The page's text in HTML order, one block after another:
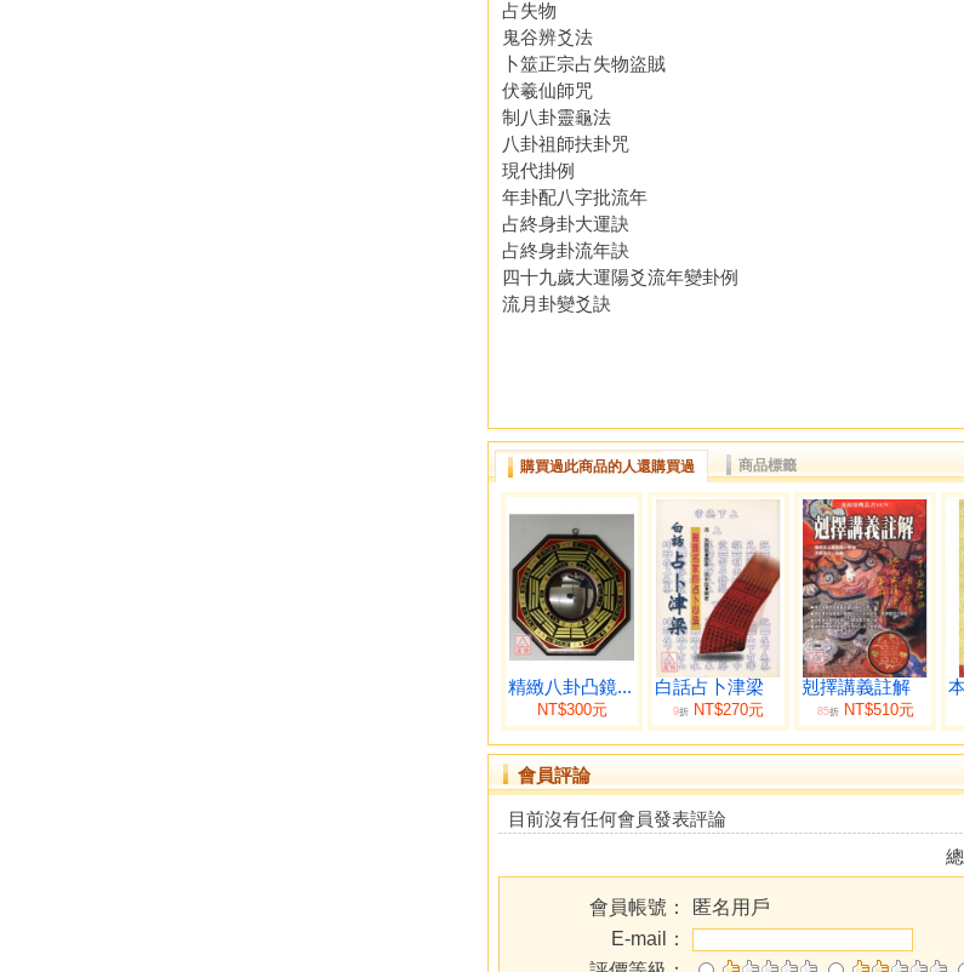
占失物
鬼谷辨爻法
卜筮正宗占失物盜賊
伏羲仙師咒
制八卦靈龜法
八卦祖師扶卦咒
現代掛例
年卦配八字批流年
占終身卦大運訣
占終身卦流年訣
四十九歲大運陽爻流年變卦例
流月卦變爻訣
購買過此商品的人還購買過 商品標籤
精緻八卦凸鏡...
NT$300元
白話占卜津梁
9折 NT$270元
剋擇講義註解
85折NT$510元
會員評論
目前沒有任何會員發表評論
會員帳號：
匿名用戶
E-mail：